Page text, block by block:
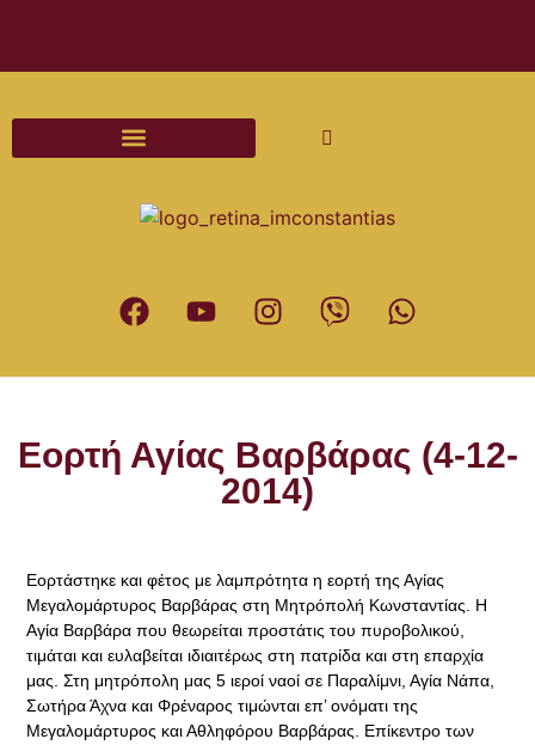
Εορτή Αγίας Βαρβάρας (4-12-
2014)
Εορτάστηκε και φέτος με λαμπρότητα η εορτή της Αγίας
Μεγαλομάρτυρος Βαρβάρας στη Μητρόπολή Κωνσταντίας. Η
Αγία Βαρβάρα που θεωρείται προστάτις του πυροβολικού,
τιμάται και ευλαβείται ιδιαιτέρως στη πατρίδα και στη επαρχία
μας. Στη μητρόπολη μας 5 ιεροί ναοί σε Παραλίμνι, Αγία Νάπα,
Σωτήρα Άχνα και Φρέναρος τιμώνται επ’ ονόματι της
Μεγαλομάρτυρος και Αθληφόρου Βαρβάρας. Επίκεντρο των